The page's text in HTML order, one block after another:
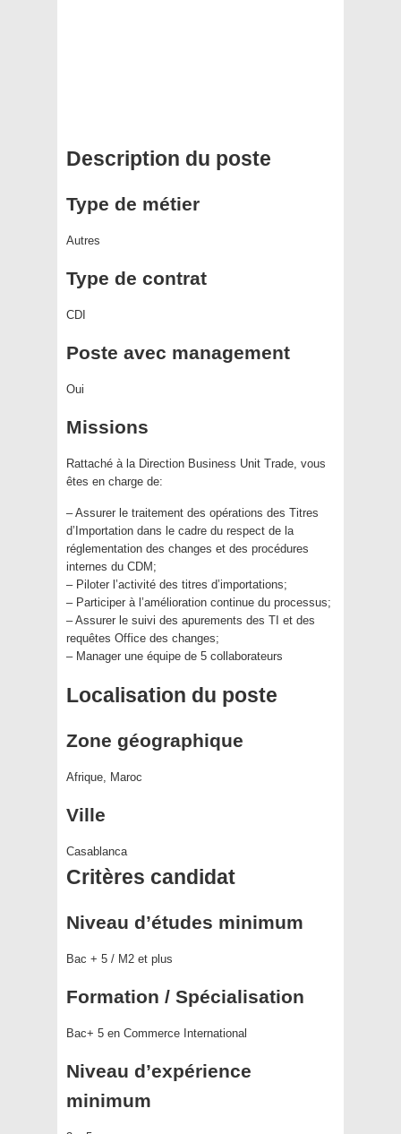
Description du poste
Type de métier
Autres
Type de contrat
CDI
Poste avec management
Oui
Missions
Rattaché à la Direction Business Unit Trade, vous
êtes en charge de:
– Assurer le traitement des opérations des Titres
d’Importation dans le cadre du respect de la
réglementation des changes et des procédures
internes du CDM;
– Piloter l’activité des titres d’importations;
– Participer à l’amélioration continue du processus;
– Assurer le suivi des apurements des TI et des
requêtes Office des changes;
– Manager une équipe de 5 collaborateurs
Localisation du poste
Zone géographique
Afrique, Maroc
Ville
Casablanca
Critères candidat
Niveau d’études minimum
Bac + 5 / M2 et plus
Formation / Spécialisation
Bac+ 5 en Commerce International
Niveau d’expérience
minimum